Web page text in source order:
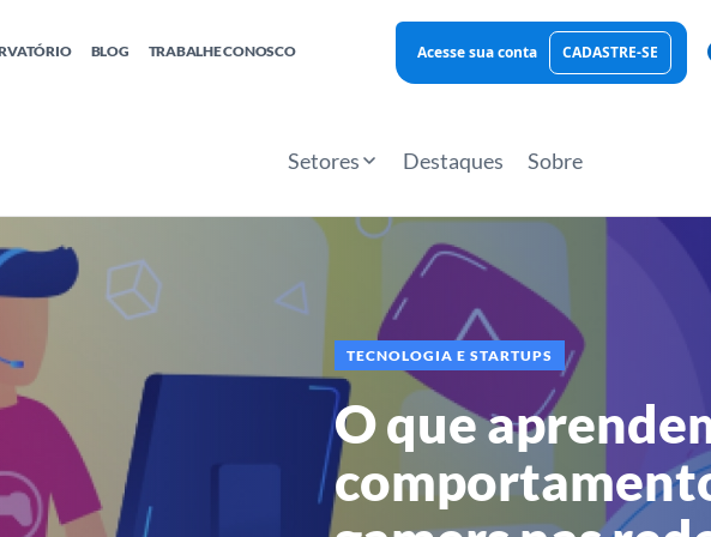
BLOG TRABALHE CONOSCO Acesse sua conta CADASTRE-SE
Setores Destaques Sobre
TECNOLOGIA E STARTUPS
O que